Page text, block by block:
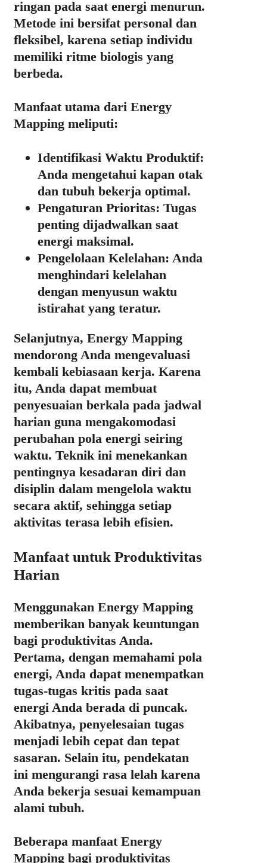
ringan pada saat energi menurun.
Metode ini bersifat personal dan
fleksibel, karena setiap individu
memiliki ritme biologis yang
berbeda.
Manfaat utama dari Energy
Mapping meliputi:
Identifikasi Waktu Produktif:
Anda mengetahui kapan otak
dan tubuh bekerja optimal.
Pengaturan Prioritas: Tugas
penting dijadwalkan saat
energi maksimal.
Pengelolaan Kelelahan: Anda
menghindari kelelahan
dengan menyusun waktu
istirahat yang teratur.
Selanjutnya, Energy Mapping
mendorong Anda mengevaluasi
kembali kebiasaan kerja. Karena
itu, Anda dapat membuat
penyesuaian berkala pada jadwal
harian guna mengakomodasi
perubahan pola energi seiring
waktu. Teknik ini menekankan
pentingnya kesadaran diri dan
disiplin dalam mengelola waktu
secara aktif, sehingga setiap
aktivitas terasa lebih efisien.
Manfaat untuk Produktivitas
Harian
Menggunakan Energy Mapping
memberikan banyak keuntungan
bagi produktivitas Anda.
Pertama, dengan memahami pola
energi, Anda dapat menempatkan
tugas-tugas kritis pada saat
energi Anda berada di puncak.
Akibatnya, penyelesaian tugas
menjadi lebih cepat dan tepat
sasaran. Selain itu, pendekatan
ini mengurangi rasa lelah karena
Anda bekerja sesuai kemampuan
alami tubuh.
Beberapa manfaat Energy
Mapping bagi produktivitas